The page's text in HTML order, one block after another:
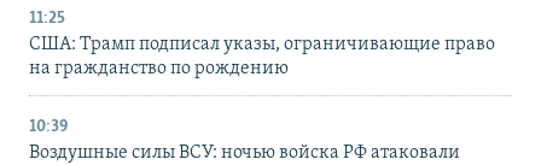
11:25
США: Трамп подписал указы, ограничивающие право
на гражданство по рождению
10:39
Воздушные силы ВСУ: ночью войска РФ атаковали